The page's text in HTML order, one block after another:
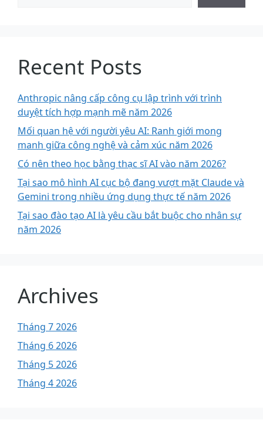
Recent Posts
Anthropic nâng cấp công cụ lập trình với trình
duyệt tích hợp mạnh mẽ năm 2026
Mối quan hệ với người yêu AI: Ranh giới mong
manh giữa công nghệ và cảm xúc năm 2026
Có nên theo học bằng thạc sĩ AI vào năm 2026?
Tại sao mô hình AI cục bộ đang vượt mặt Claude và
Gemini trong nhiều ứng dụng thực tế năm 2026
Tại sao đào tạo AI là yêu cầu bắt buộc cho nhân sự
năm 2026
Archives
Tháng 7 2026
Tháng 6 2026
Tháng 5 2026
Tháng 4 2026